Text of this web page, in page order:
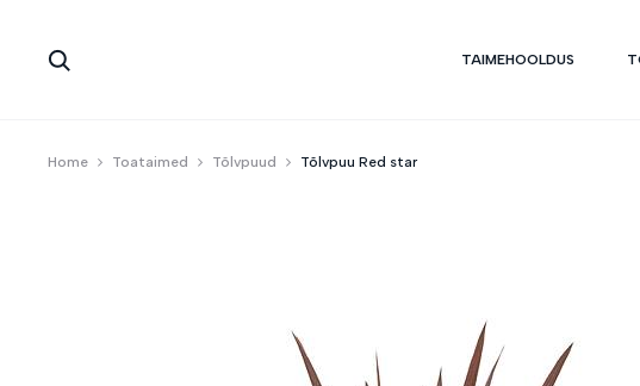
TAIMEHOOLDUS
Home Toataimed Tõlvpuud Tõlvpuu Red star